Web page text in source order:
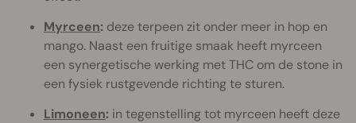
Myrceen: deze terpeen zit onder meer in hop en
mango. Naast een fruitige smaak heeft myrceen
een synergetische werking met THC om de stone in
een fysiek rustgevende richting te sturen.
Limoneen: in tegenstelling tot myrceen heeft deze